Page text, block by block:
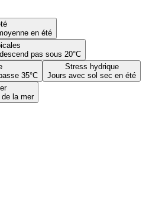
en été
pas sous 20°C
35°C
Stress hydrique
Jours avec sol sec en été
la mer